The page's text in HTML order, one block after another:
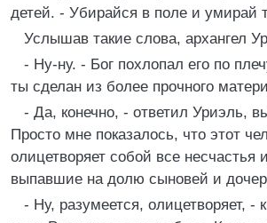
детей. - Убирайся в поле и умирай
Услышав такие слова, архангел
- Ну-ну. - Бог похлопал его по
ты сделан из более прочного
- Да, конечно, - ответил Уриэль,
Просто мне показалось, что этот
олицетворяет собой все несчастья
выпавшие на долю сыновей и
- Ну, разумеется, олицетворяет, -